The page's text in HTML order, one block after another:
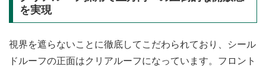
を実現
視界を遮らないことに徹底してこだわられており、シール
ドルーフの正面はクリアルーフになっています。フロント